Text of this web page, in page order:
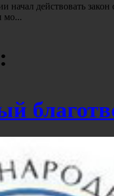
начал действовать
мо...